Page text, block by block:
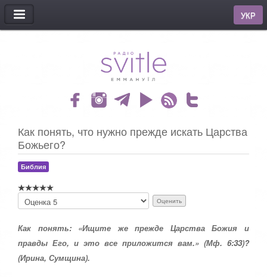
МЕНЮ
УКР
Как понять, что нужно прежде искать Царства
Божьего?
Библия
о
а
л
й
Как понять: «Ищите же прежде Царства Божия и
правды Его, и это все приложится вам.» (Мф. 6:33)?
(Ирина, Сумщина).